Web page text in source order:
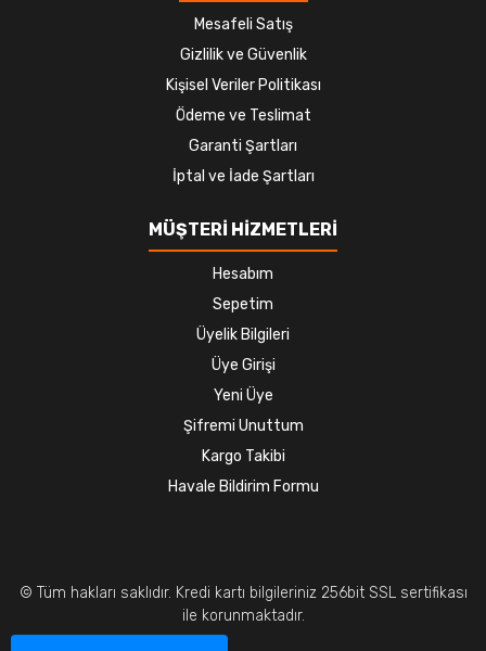
Mesafeli Satış
Gizlilik ve Güvenlik
Kişisel Veriler Politikası
Ödeme ve Teslimat
Garanti Şartları
İptal ve İade Şartları
MÜŞTERİ HİZMETLERİ
Hesabım
Sepetim
Üyelik Bilgileri
Üye Girişi
Yeni Üye
Şifremi Unuttum
Kargo Takibi
Havale Bildirim Formu
© Tüm hakları saklıdır. Kredi kartı bilgileriniz 256bit SSL sertifikası
ile korunmaktadır.